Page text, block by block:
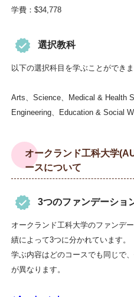
学費：$34,778
選択教科
以下の選択科目を学ぶことができま
Arts、Science、Medical & Health
Engineering、Education & Social
オークランド工科大学
ースについて
3つのファンデーショ
オークランド工科大学のファンデ
績によって3つに分かれています。
学ぶ内容はどのコースでも同じで
が異なります。